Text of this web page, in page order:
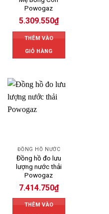
Powogaz
5.309.550₫
THÊM VÀO
GIỎ HÀNG
ĐỒNG HỒ NƯỚC
Đồng hồ đo lưu
lượng nước thải
Powogaz
7.414.750₫
THÊM VÀO